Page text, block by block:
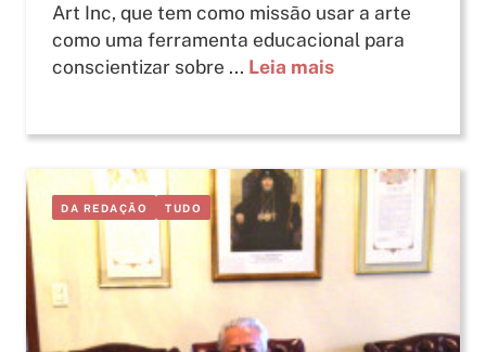
Art Inc, que tem como missão usar a arte
como uma ferramenta educacional para
conscientizar sobre ... Leia mais
DA REDAÇÃO TUDO